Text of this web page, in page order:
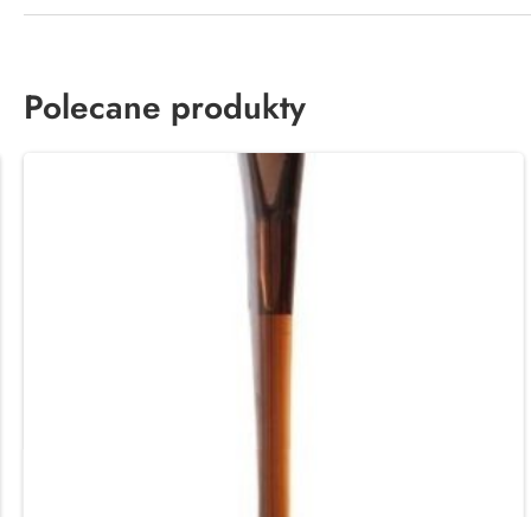
Polecane produkty